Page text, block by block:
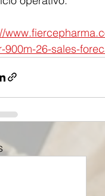
900m-26-sales-